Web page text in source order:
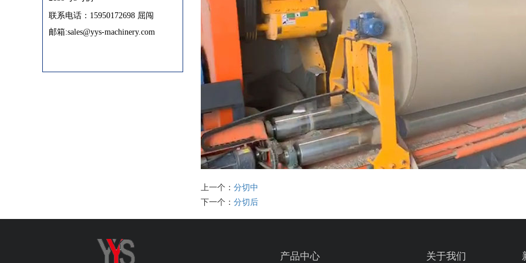
联系电话：15950172698 屈闯
邮箱:sales@yys-machinery.com
上一个： 分切中
下一个： 分切后
产品中心 关于我们